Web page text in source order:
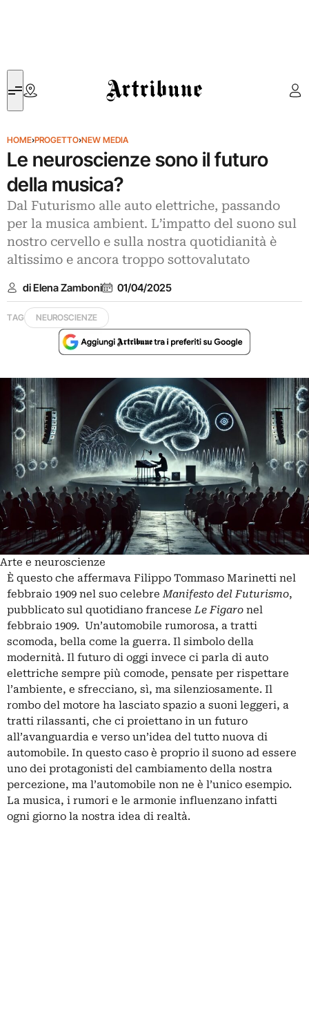
Artribune
HOME›PROGETTO›NEW MEDIA
Le neuroscienze sono il futuro
della musica?
Dal Futurismo alle auto elettriche, passando
per la musica ambient. L’impatto del suono sul
nostro cervello e sulla nostra quotidianità è
altissimo e ancora troppo sottovalutato
di Elena Zamboni 01/04/2025
TAG NEUROSCIENZE
Arte e neuroscienze
È questo che affermava Filippo Tommaso Marinetti nel
febbraio 1909 nel suo celebreManifesto del Futurismo,
pubblicato sul quotidiano franceseLe Figaro nel
febbraio 1909. Un’automobile rumorosa, a tratti
scomoda, bella come la guerra. Il simbolo della
modernità. Il futuro di oggi invece ci parla di auto
elettriche sempre più comode, pensate per rispettare
l’ambiente, e sfrecciano, sì, ma silenziosamente. Il
rombo del motore ha lasciato spazio a suoni leggeri, a
tratti rilassanti, che ci proiettano in un futuro
all’avanguardia e verso un’idea del tutto nuova di
automobile. In questo caso è proprio il suono ad essere
uno dei protagonisti del cambiamento della nostra
percezione, ma l’automobile non ne è l’unico esempio.
La musica, i rumori e le armonie influenzano infatti
ogni giorno la nostra idea di realtà.